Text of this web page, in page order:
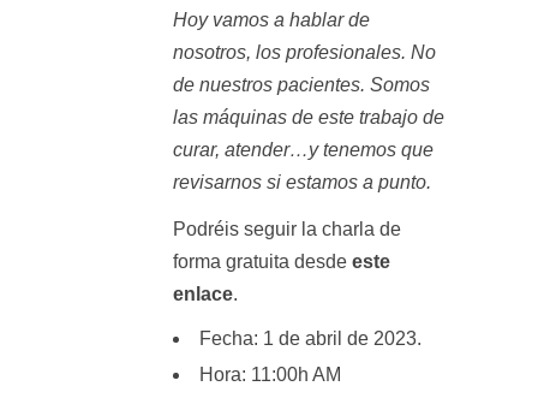
Hoy vamos a hablar de
nosotros, los profesionales. No
de nuestros pacientes. Somos
las máquinas de este trabajo de
curar, atender…y tenemos que
revisarnos si estamos a punto.
Podréis seguir la charla de
forma gratuita desde este
enlace.
Fecha: 1 de abril de 2023.
Hora: 11:00h AM